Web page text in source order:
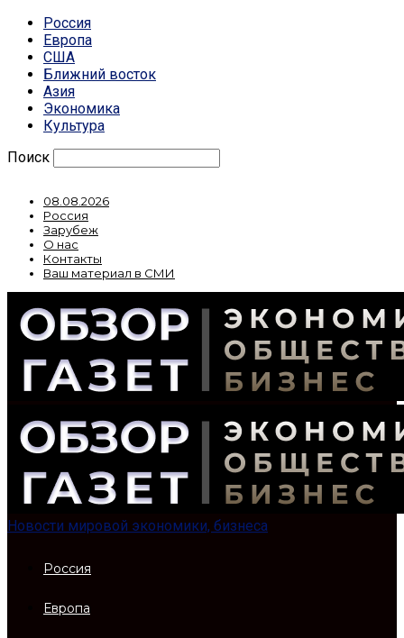
Россия
Европа
США
Ближний восток
Азия
Экономика
Культура
Поиск
08.08.2026
Россия
Зарубеж
О нас
Контакты
Ваш материал в СМИ
Новости мировой экономики, бизнеса
Россия
Европа